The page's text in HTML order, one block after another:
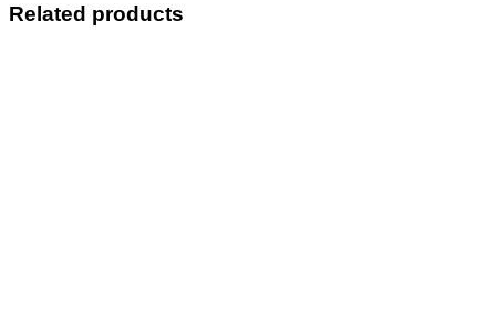
Related products